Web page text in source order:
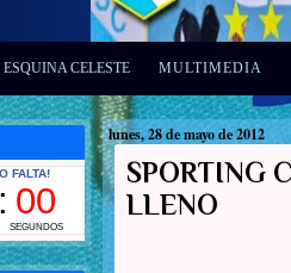
ESQUINA CELESTE MULTIMEDIA
lunes, 28 de mayo de 2012
SPORTING
LLENO